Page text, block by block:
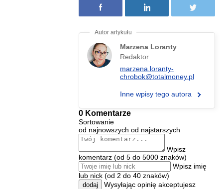
Marzena Loranty
Redaktor
marzena.loranty-
chrobok@totalmoney.pl
Inne wpisy tego autora
0 Komentarze
Sortowanie
od najnowszych od najstarszych
Wpisz
komentarz (od 5 do 5000 znaków)
Wpisz imię
lub nick (od 2 do 40 znaków)
dodaj
Wysyłając opinię akceptujesz